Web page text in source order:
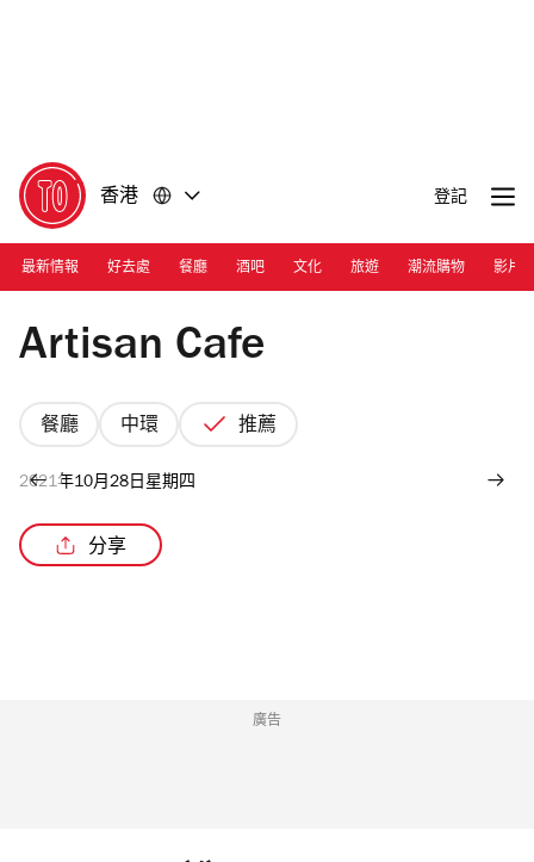
香港 登記
最新情報 好去處 餐廳 酒吧 文化 旅遊 潮流購物 影片
Photograph: Yue
Artisan Cafe
餐廳 中環 推薦
2021年10月28日星期四
分享
廣告